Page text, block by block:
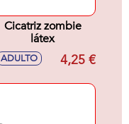
Cicatriz zombie
látex
ADULTO 4,25 €